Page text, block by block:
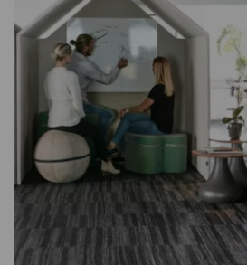
unebenem Boden aufstellen.
Lampe – Lampe nicht enthalten.
Frontabschirmungen. Wird unmöbliert
separat erhältlich. Bezogen mit dem
(100 % Polyester). Silver 06 Steel 07
20 Ocean 22 Crystal 33 Orchid 36Ein
Raum für Arbeit, Besprechungen oder
Umgebung. Ideal für große Räume mit
abgeschirmten Büroflächen. Mit
bezogenen Schallabsorbern
rausgehende Geräusche Einfaches
Beschlägen Verstellbare Füße, die
ausgleichen